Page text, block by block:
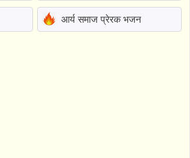
आर्य समाज प्रेरक भजन